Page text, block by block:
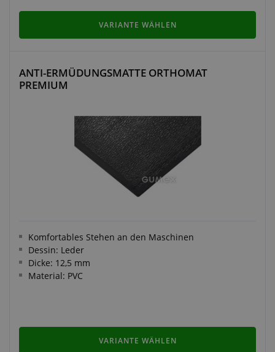
VARIANTE WÄHLEN
ANTI-ERMÜDUNGSMATTE ORTHOMAT
PREMIUM
Komfortables Stehen an den Maschinen
Dessin: Leder
Dicke: 12,5 mm
Material: PVC
VARIANTE WÄHLEN